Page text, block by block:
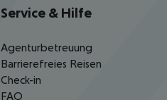
Service & Hilfe
Agenturbetreuung
Barrierefreies Reisen
Check-in
FAQ